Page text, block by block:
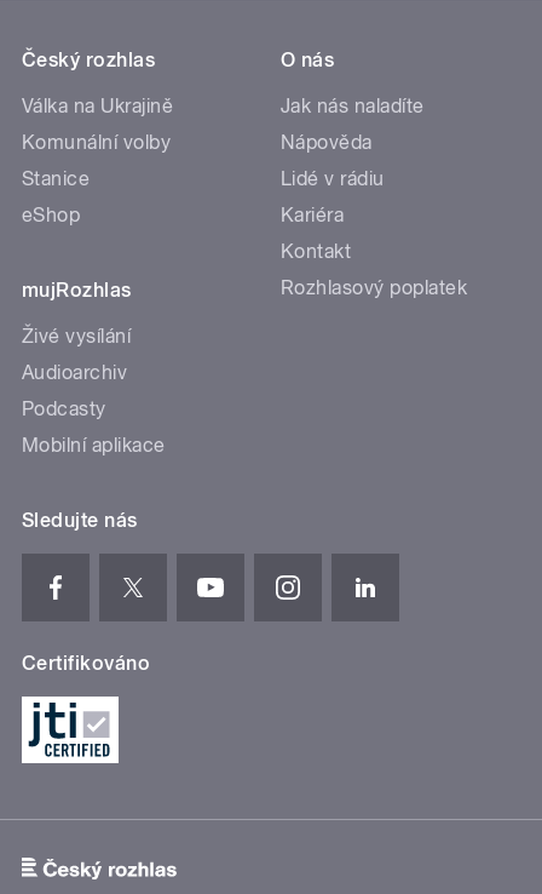
Český rozhlas
Válka na Ukrajině
Komunální volby
Stanice
eShop
mujRozhlas
Živé vysílání
Audioarchiv
Podcasty
Mobilní aplikace
O nás
Jak nás naladíte
Nápověda
Lidé v rádiu
Kariéra
Kontakt
Rozhlasový poplatek
Sledujte nás
Certifikováno